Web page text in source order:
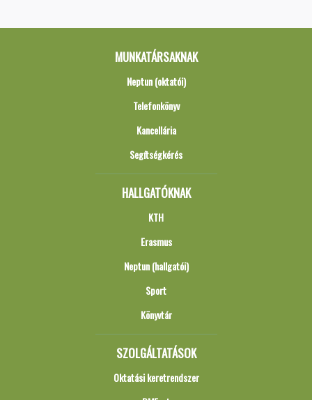
MUNKATÁRSAKNAK
Neptun (oktatói)
Telefonkönyv
Kancellária
Segítségkérés
HALLGATÓKNAK
KTH
Erasmus
Neptun (hallgatói)
Sport
Könyvtár
SZOLGÁLTATÁSOK
Oktatási keretrendszer